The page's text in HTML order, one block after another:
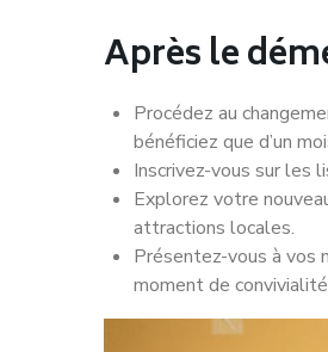
Après le
Procédez au
bénéficiez que d’un
Inscrivez-vous sur les
Explorez votre
attractions locales.
Présentez-vous à vos
moment de